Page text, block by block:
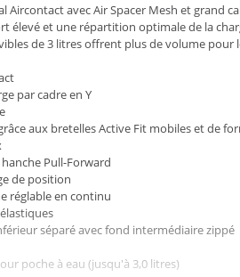
Aircontact avec Air Spacer Mesh et grand
élevé et une répartition optimale de la
de 3 litres offrent plus de volume pour
par cadre en Y
aux bretelles Active Fit mobiles et de
Pull-Forward
de position
réglable en continu
séparé avec fond intermédiaire zippé
poche à eau (jusqu'à 3,0 litres)